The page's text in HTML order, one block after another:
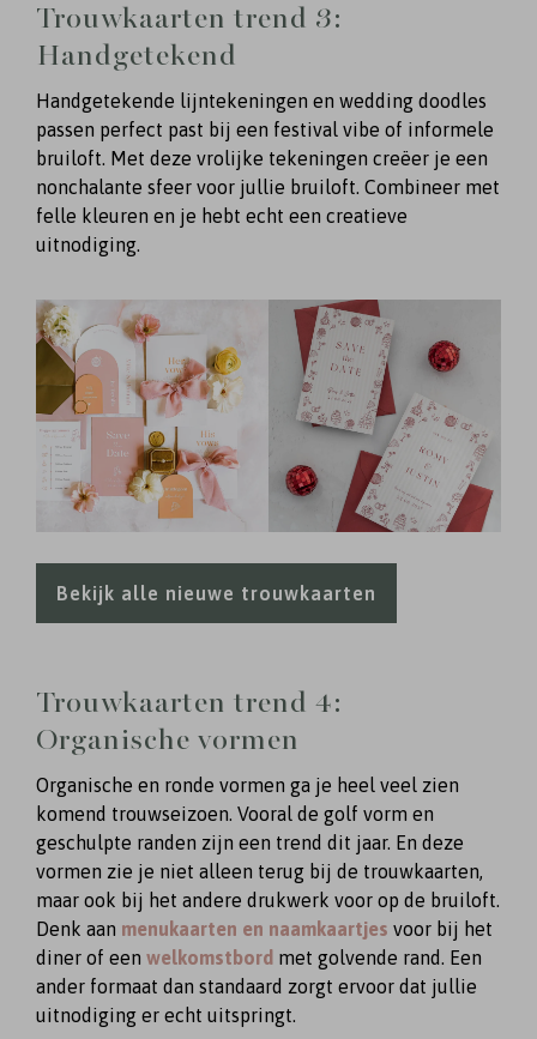
Trouwkaarten trend 3:
Handgetekend
Handgetekende lijntekeningen en wedding doodles
passen perfect past bij een festival vibe of informele
bruiloft. Met deze vrolijke tekeningen creëer je een
nonchalante sfeer voor jullie bruiloft. Combineer met
felle kleuren en je hebt echt een creatieve
uitnodiging.
Bekijk alle nieuwe trouwkaarten
Trouwkaarten trend 4:
Organische vormen
Organische en ronde vormen ga je heel veel zien
komend trouwseizoen. Vooral de golf vorm en
geschulpte randen zijn een trend dit jaar. En deze
vormen zie je niet alleen terug bij de trouwkaarten,
maar ook bij het andere drukwerk voor op de bruiloft.
Denk aan menukaarten en naamkaartjes voor bij het
diner of een welkomstbord met golvende rand. Een
ander formaat dan standaard zorgt ervoor dat jullie
uitnodiging er echt uitspringt.